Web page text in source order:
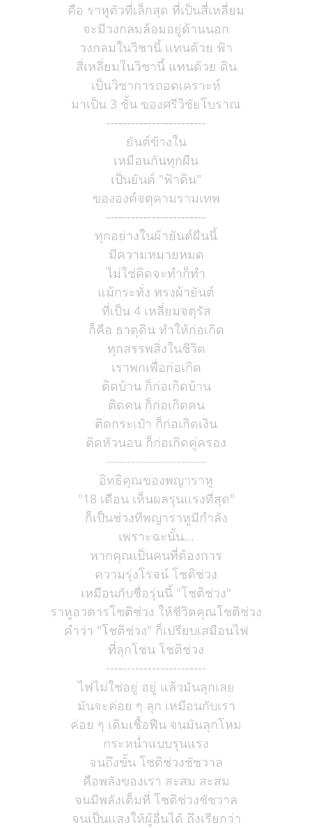
คือ ราหูตัวที่เล็กสุด ที่เป็นสี่เหลี่ยม
จะมีวงกลมล้อมอยู่ด้านนอก
วงกลมในวิชานี้ แทนด้วย ฟ้า
สี่เหลี่ยมในวิชานี้ แทนด้วย ดิน
เป็นวิชาการถอดเคราะห์
มาเป็น 3 ชั้น ของศรีวิชัยโบราณ
------------------------
ยันต์ข้างใน
เหมือนกันทุกผืน
เป็นยันต์ "ฟ้าดิน"
ขององค์จตุคามรามเทพ
------------------------
ทุกอย่างในผ้ายันต์ผืนนี้
มีความหมายหมด
ไม่ใช่คิดจะทำก็ทำ
แม้กระทั่ง ทรงผ้ายันต์
ที่เป็น 4 เหลี่ยมจตุรัส
ก็คือ ธาตุดิน ทำให้ก่อเกิด
ทุกสรรพสิ่งในชีวิต
เราพกเพื่อก่อเกิด
ติดบ้าน ก็ก่อเกิดบ้าน
ติดคน ก็ก่อเกิดคน
ติดกระเป๋า ก็ก่อเกิดเงิน
ติดหัวนอน ก็ก่อเกิดคู่ครอง
------------------------
อิทธิคุณของพญาราหู
"18 เดือน เห็นผลรุนแรงที่สุด"
ก็เป็นช่วงที่พญาราหูมีกำลัง
เพราะฉะนั้น...
หากคุณเป็นคนที่ต้องการ
ความรุ่งโรจน์ โชติช่วง
เหมือนกับชื่อรุ่นนี้ "โชติช่วง"
ราหูอวตารโชติช่วง ให้ชีวิตคุณโชติช่วง
คำว่า "โชติช่วง" ก็เปรียบเสมือนไฟ
ที่ลุกโชน โชติช่วง
------------------------
ไฟไม่ใช่อยู่ อยู่ แล้วมันลุกเลย
มันจะค่อย ๆ ลุก เหมือนกับเรา
ค่อย ๆ เติมเชื้อฟืน จนมันลุกโหม
กระหน่ำแบบรุนแรง
จนถึงขั้น โชติช่วงชัชวาล
คือพลังของเรา สะสม สะสม
จนมีพลังเต็มที่ โชติช่วงชัชวาล
จนเป็นแสงให้ผู้อื่นได้ ถึงเรียกว่า